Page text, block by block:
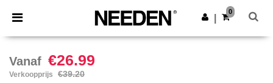
× Needen-app
Betere prijzen in de app!
Download app
0
Vanaf €26.99
Verkoopprijs €39.20